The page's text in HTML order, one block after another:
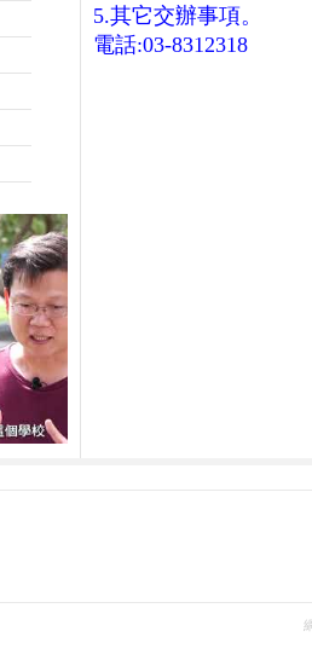
5.其它交辦事項。
電話:03-8312318